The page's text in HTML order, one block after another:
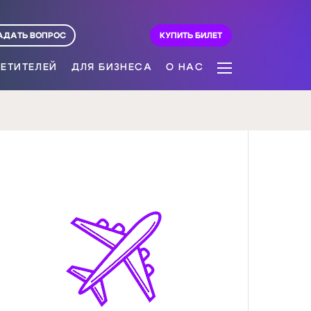
ВОПРОС КУПИТЬ БИЛЕТ
ДЛЯ БИЗНЕСА О НАС